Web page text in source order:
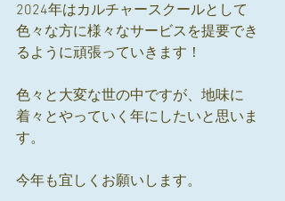
2024年はカルチャースクールとして
色々な方に様々なサービスを提要でき
るように頑張っていきます！
色々と大変な世の中ですが、地味に
着々とやっていく年にしたいと思いま
す。
今年も宜しくお願いします。